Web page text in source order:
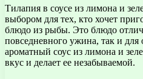
Тилапия в соусе из лимона и
выбором для тех, кто хочет
блюдо из рыбы. Это блюдо
повседневного ужина, так и
ароматный соус из лимона и
вкус и делает ее незабываемой.